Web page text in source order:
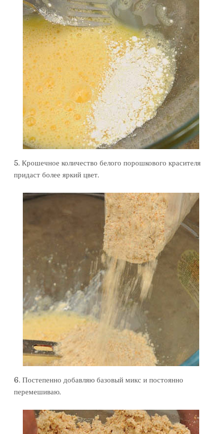
5. Крошечное количество белого порошкового красителя
придаст более яркий цвет.
6. Постепенно добавляю базовый микс и постоянно
перемешиваю.